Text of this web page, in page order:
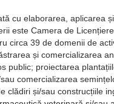
cu elaborarea, aplicarea
este Camera de
circa 39 de domenii de
și comercializarea
public; proiectarea
comercializarea
clădiri și/sau construcțiile